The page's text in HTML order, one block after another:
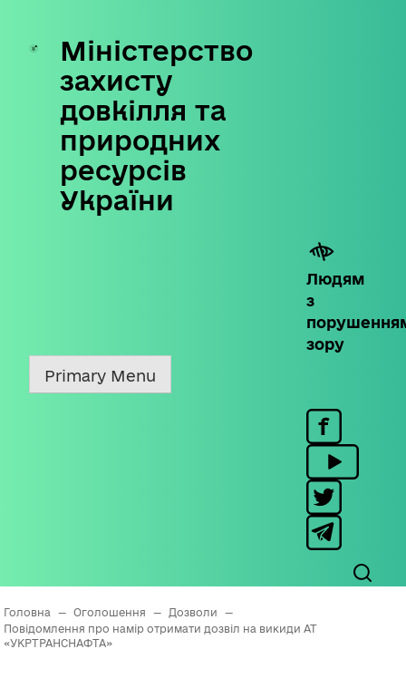
Skip
content
Міністерство
захисту
довкілля та
природних
ресурсів
України
Людям
з
зору
Primary Menu
Головна — Оголошення — Дозволи
—
Повідомлення про намір отримати дозвіл на викиди АТ
«УКРТРАНСНАФТА»